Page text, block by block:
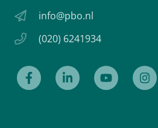
info@pbo.nl
(020) 6241934